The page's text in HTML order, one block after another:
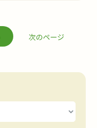
次のページ